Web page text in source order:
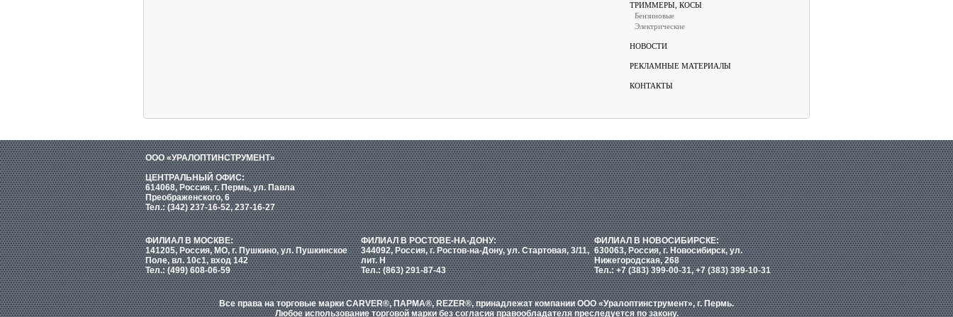
ТРИММЕРЫ, КОСЫ
Бензиновые
Электрические
НОВОСТИ
РЕКЛАМНЫЕ МАТЕРИАЛЫ
КОНТАКТЫ
ООО «УРАЛОПТИНСТРУМЕНТ»
ЦЕНТРАЛЬНЫЙ ОФИС:
614068, Россия, г. Пермь, ул. Павла
Преображенского, 6
Тел.: (342) 237-16-52, 237-16-27
ФИЛИАЛ В МОСКВЕ:
141205, Россия, МО, г. Пушкино, ул. Пушкинское
Поле, вл. 10с1, вход 142
Тел.: (499) 608-06-59
ФИЛИАЛ В РОСТОВЕ-НА-ДОНУ:
344092, Россия, г. Ростов-на-Дону, ул. Стартовая, 3/11,
лит. Н
Тел.: (863) 291-87-43
ФИЛИАЛ В НОВОСИБИРСКЕ:
630063, Россия, г. Новосибирск, ул.
Нижегородская, 268
Тел.: +7 (383) 399-00-31, +7 (383) 399-10-31
Все права на торговые марки CARVER®, ПАРМА®, REZER®, принадлежат компании ООО «Уралоптинструмент», г. Пермь.
Любое использование торговой марки без согласия правообладателя преследуется по закону.